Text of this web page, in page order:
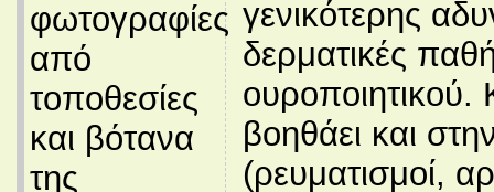
φωτογραφίες
από
τοποθεσίες
και βότανα
της
γενικότερης
δερματικές
ουροποιητικού.
βοηθάει και
(ρευματισμοί,